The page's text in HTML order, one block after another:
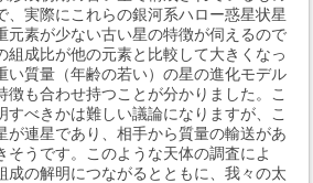
、実際にこれらの銀河系ハロー惑星状星
元素が少ない古い星の特徴が伺えるので
組成比が他の元素と比較して大きくなっ
い質量（年齢の若い）の星の進化モデル
徴も合わせ持つことが分かりました。こ
すべきかは難しい議論になりますが、こ
が連星であり、相手から質量の輸送があ
そうです。このような天体の調査によ
成の解明につながるとともに、我々の太